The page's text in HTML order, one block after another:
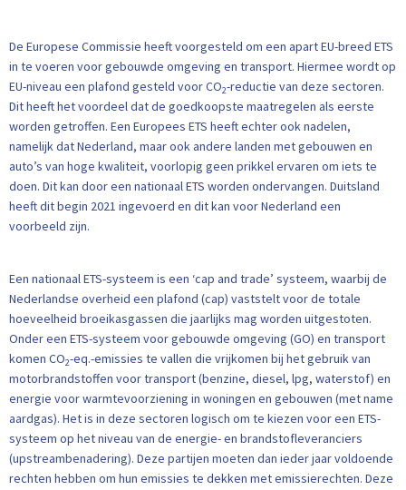
De Europese Commissie heeft voorgesteld om een apart EU-breed ETS
in te voeren voor gebouwde omgeving en transport. Hiermee wordt op
EU-niveau een plafond gesteld voor CO2-reductie van deze sectoren.
Dit heeft het voordeel dat de goedkoopste maatregelen als eerste
worden getroffen. Een Europees ETS heeft echter ook nadelen,
namelijk dat Nederland, maar ook andere landen met gebouwen en
auto’s van hoge kwaliteit, voorlopig geen prikkel ervaren om iets te
doen. Dit kan door een nationaal ETS worden ondervangen. Duitsland
heeft dit begin 2021 ingevoerd en dit kan voor Nederland een
voorbeeld zijn.
Een nationaal ETS-systeem is een ‘cap and trade’ systeem, waarbij de
Nederlandse overheid een plafond (cap) vaststelt voor de totale
hoeveelheid broeikasgassen die jaarlijks mag worden uitgestoten.
Onder een ETS-systeem voor gebouwde omgeving (GO) en transport
komen CO2-eq.-emissies te vallen die vrijkomen bij het gebruik van
motorbrandstoffen voor transport (benzine, diesel, lpg, waterstof) en
energie voor warmtevoorziening in woningen en gebouwen (met name
aardgas). Het is in deze sectoren logisch om te kiezen voor een ETS-
systeem op het niveau van de energie- en brandstofleveranciers
(upstreambenadering). Deze partijen moeten dan ieder jaar voldoende
rechten hebben om hun emissies te dekken met emissierechten. Deze